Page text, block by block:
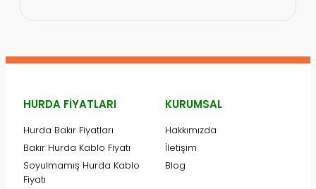
HURDA FIYATLARI
Hurda Bakır Fiyatları
Bakır Hurda Kablo Fiyatı
Soyulmamış Hurda Kablo
Fiyatı
KURUMSAL
Hakkımızda
İletişim
Blog